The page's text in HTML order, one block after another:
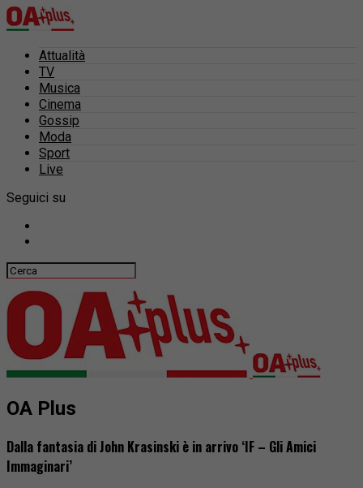
Attualità
TV
Musica
Cinema
Gossip
Moda
Sport
Live
Seguici su
OA Plus
Dalla fantasia di John Krasinski è in arrivo ‘IF – Gli Amici
Immaginari’